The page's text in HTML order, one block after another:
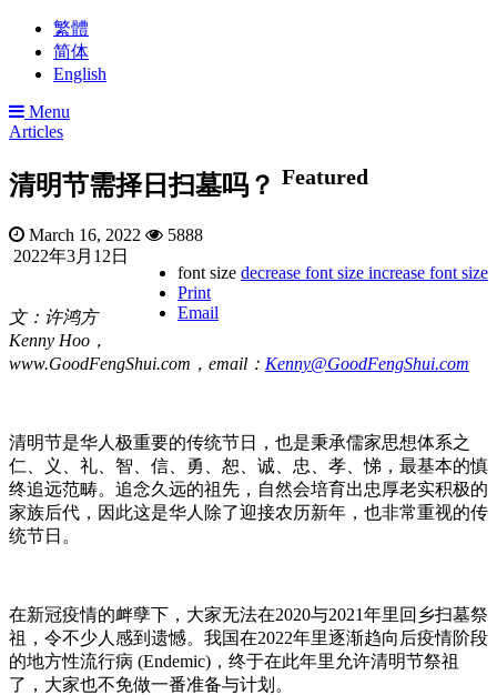
繁體
简体
English
Menu
Articles
清明节需择日扫墓吗？ Featured
March 16, 2022
5888
font size decrease font size increase font size
Print
Email
2022年3月12日
文：许鸿方
Kenny Hoo，
www.GoodFengShui.com，email： Kenny@GoodFengShui.com
清明节是华人极重要的传统节日，也是秉承儒家思想体系之
仁、义、礼、智、信、勇、恕、诚、忠、孝、悌，最基本的慎
终追远范畴。追念久远的祖先，自然会培育出忠厚老实积极的
家族后代，因此这是华人除了迎接农历新年，也非常重视的传
统节日。
在新冠疫情的衅孽下，大家无法在2020与2021年里回乡扫墓祭
祖，令不少人感到遗憾。我国在2022年里逐渐趋向后疫情阶段
的地方性流行病 (Endemic)，终于在此年里允许清明节祭祖
了，大家也不免做一番准备与计划。